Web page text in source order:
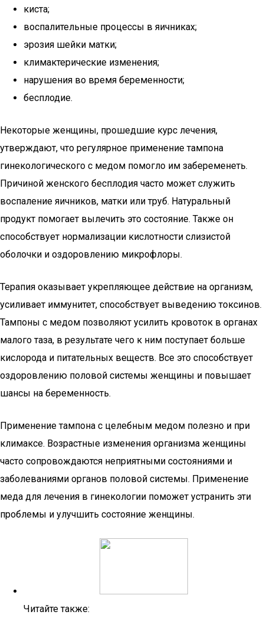
киста;
воспалительные процессы в яичниках;
эрозия шейки матки;
климактерические изменения;
нарушения во время беременности;
бесплодие.
Некоторые женщины, прошедшие курс лечения,
утверждают, что регулярное применение тампона
гинекологического с медом помогло им забеременеть.
Причиной женского бесплодия часто может служить
воспаление яичников, матки или труб. Натуральный
продукт помогает вылечить это состояние. Также он
способствует нормализации кислотности слизистой
оболочки и оздоровлению микрофлоры.
Терапия оказывает укрепляющее действие на организм,
усиливает иммунитет, способствует выведению токсинов.
Тампоны с медом позволяют усилить кровоток в органах
малого таза, в результате чего к ним поступает больше
кислорода и питательных веществ. Все это способствует
оздоровлению половой системы женщины и повышает
шансы на беременность.
Применение тампона с целебным медом полезно и при
климаксе. Возрастные изменения организма женщины
часто сопровождаются неприятными состояниями и
заболеваниями органов половой системы. Применение
меда для лечения в гинекологии поможет устранить эти
проблемы и улучшить состояние женщины.
Читайте также: